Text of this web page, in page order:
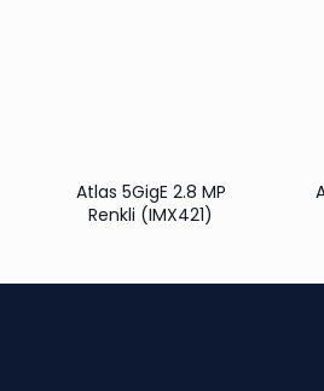
Atlas 5GigE 2.8 MP
Renkli (IMX421)